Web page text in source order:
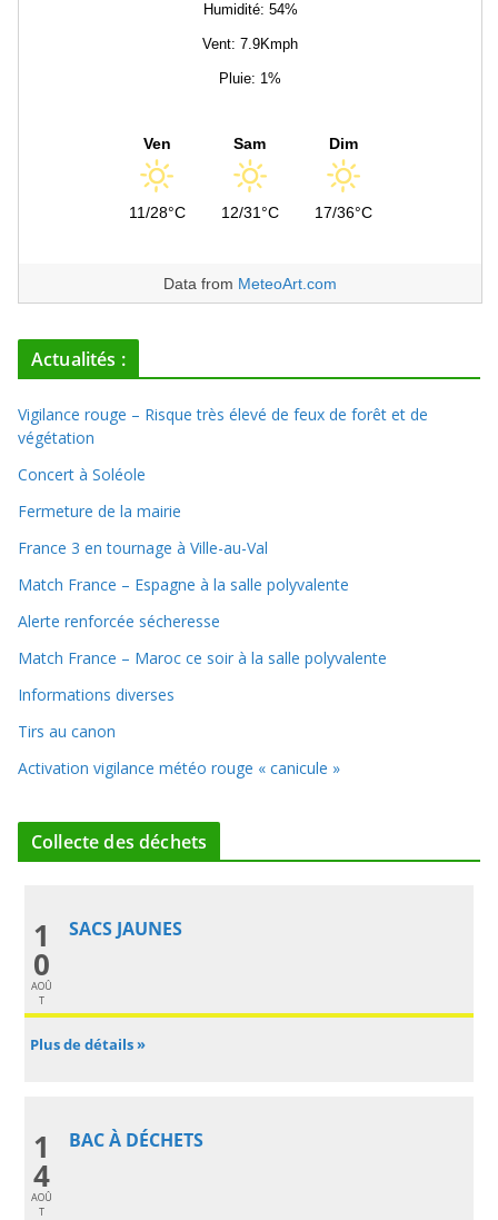
Humidité: 54%
Vent: 7.9Kmph
Pluie: 1%
Ven
11/28°C
Sam
12/31°C
Dim
17/36°C
Data from MeteoArt.com
Actualités :
Vigilance rouge – Risque très élevé de feux de forêt et de
végétation
Concert à Soléole
Fermeture de la mairie
France 3 en tournage à Ville-au-Val
Match France – Espagne à la salle polyvalente
Alerte renforcée sécheresse
Match France – Maroc ce soir à la salle polyvalente
Informations diverses
Tirs au canon
Activation vigilance météo rouge « canicule »
Collecte des déchets
1
0
AOÛ
T
SACS JAUNES
Plus de détails »
1
4
AOÛ
T
BAC À DÉCHETS